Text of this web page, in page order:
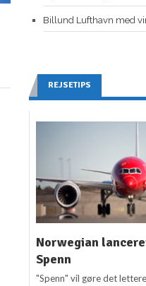
Billund Lufthavn med
REJSETIPS
Norwegian
Spenn
"Spenn" vil gøre det